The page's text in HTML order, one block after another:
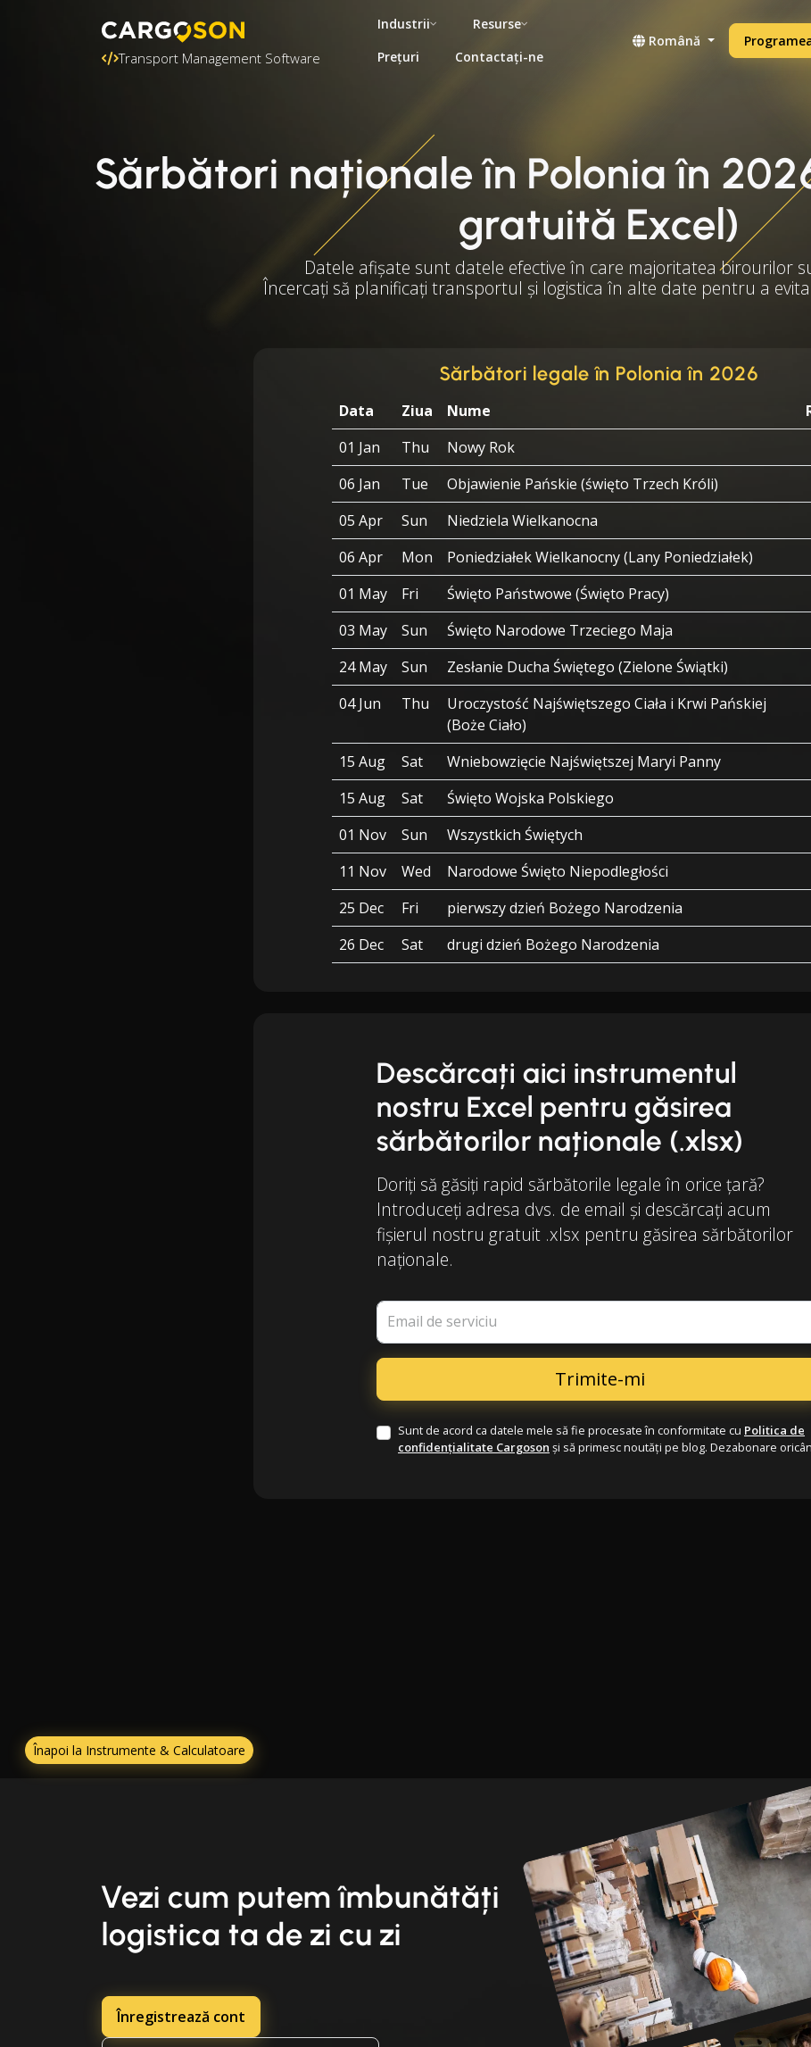
Transport Management Software
Industrii
Resurse
Prețuri
Contactați-ne
Română
Sărbători naționale în Polonia în
gratuită Excel)
Datele afișate sunt datele efective în care majoritatea birourilor
Încercați să planificați transportul și logistica în alte date pentru a
Sărbători legale în Polonia în 2026
Data Ziua Nume
01 Jan
Thu
Nowy Rok
06 Jan
Tue
Objawienie Pańskie (święto Trzech Króli)
05 Apr
Sun
Niedziela Wielkanocna
06 Apr
Mon
Poniedziałek Wielkanocny (Lany Poniedziałek)
01 May
Fri
Święto Państwowe (Święto Pracy)
03 May
Sun
Święto Narodowe Trzeciego Maja
24 May
Sun
Zesłanie Ducha Świętego (Zielone Świątki)
04 Jun
Thu
Uroczystość Najświętszego Ciała i Krwi Pańskiej
(Boże Ciało)
15 Aug
Sat
Wniebowzięcie Najświętszej Maryi Panny
15 Aug
Sat
Święto Wojska Polskiego
01 Nov
Sun
Wszystkich Świętych
11 Nov
Wed
Narodowe Święto Niepodległości
25 Dec
Fri
pierwszy dzień Bożego Narodzenia
26 Dec
Sat drugi dzień Bożego Narodzenia
Descărcați aici instrumentul
nostru Excel pentru găsirea
sărbătorilor naționale (.xlsx)
Doriți să găsiți rapid sărbătorile legale în orice țară?
Introduceți adresa dvs. de email și descărcați acum
fișierul nostru gratuit .xlsx pentru găsirea sărbătorilor
naționale.
Email de serviciu
Sunt de acord ca datele mele să fie procesate în conformitate cu Politica de
confidențialitate Cargoson și să primesc noutăți pe blog. Dezabonare
Înapoi la Instrumente & Calculatoare
Vezi cum putem îmbunătăți
logistica ta de zi cu zi
Înregistrează cont